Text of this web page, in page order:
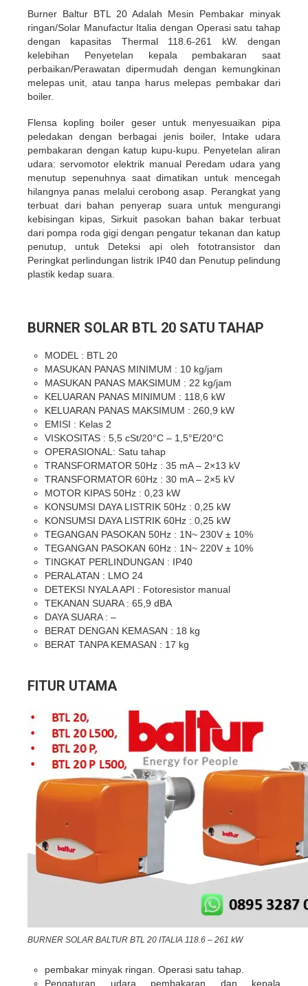
Burner Baltur BTL 20 Adalah Mesin Pembakar minyak
ringan/Solar Manufactur Italia dengan Operasi satu tahap
dengan kapasitas Thermal 118.6-261 kW. dengan
kelebihan Penyetelan kepala pembakaran saat
perbaikan/Perawatan dipermudah dengan kemungkinan
melepas unit, atau tanpa harus melepas pembakar dari
boiler.
Flensa kopling boiler geser untuk menyesuaikan pipa
peledakan dengan berbagai jenis boiler, Intake udara
pembakaran dengan katup kupu-kupu. Penyetelan aliran
udara: servomotor elektrik manual Peredam udara yang
menutup sepenuhnya saat dimatikan untuk mencegah
hilangnya panas melalui cerobong asap. Perangkat yang
terbuat dari bahan penyerap suara untuk mengurangi
kebisingan kipas, Sirkuit pasokan bahan bakar terbuat
dari pompa roda gigi dengan pengatur tekanan dan katup
penutup, untuk Deteksi api oleh fototransistor dan
Peringkat perlindungan listrik IP40 dan Penutup pelindung
plastik kedap suara.
BURNER SOLAR BTL 20 SATU TAHAP
MODEL : BTL 20
MASUKAN PANAS MINIMUM : 10 kg/jam
MASUKAN PANAS MAKSIMUM : 22 kg/jam
KELUARAN PANAS MINIMUM : 118,6 kW
KELUARAN PANAS MAKSIMUM : 260,9 kW
EMISI : Kelas 2
VISKOSITAS : 5,5 cSt/20°C – 1,5°E/20°C
OPERASIONAL: Satu tahap
TRANSFORMATOR 50Hz : 35 mA – 2×13 kV
TRANSFORMATOR 60Hz : 30 mA – 2×5 kV
MOTOR KIPAS 50Hz : 0,23 kW
KONSUMSI DAYA LISTRIK 50Hz : 0,25 kW
KONSUMSI DAYA LISTRIK 60Hz : 0,25 kW
TEGANGAN PASOKAN 50Hz : 1N~ 230V ± 10%
TEGANGAN PASOKAN 60Hz : 1N~ 220V ± 10%
TINGKAT PERLINDUNGAN : IP40
PERALATAN : LMO 24
DETEKSI NYALA API : Fotoresistor manual
TEKANAN SUARA : 65,9 dBA
DAYA SUARA : –
BERAT DENGAN KEMASAN : 18 kg
BERAT TANPA KEMASAN : 17 kg
FITUR UTAMA
BURNER SOLAR BALTUR BTL 20 ITALIA 118.6 – 261 kW
pembakar minyak ringan. Operasi satu tahap.
Pengaturan udara pembakaran dan kepala